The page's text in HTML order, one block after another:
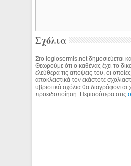
Σχόλια
Στο logiosermis.net δημοσιεύεται
Θεωρούμε ότι ο καθένας έχει το
ελεύθερα τις απόψεις του, οι
αποκλειστικά τον εκάστοτε
υβριστικά σχόλια θα διαγράφονται
προειδοποίηση. Περισσότερα στις